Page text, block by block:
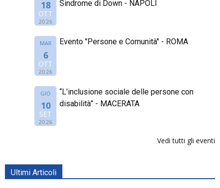
18
OTT
2026
Sindrome di Down - NAPOLI
MAR
6
OTT
2026
Evento "Persone e Comunità" - ROMA
GIO
10
SET
2026
“L’inclusione sociale delle persone con
disabilità” - MACERATA
Vedi tutti gli eventi
Ultimi Articoli